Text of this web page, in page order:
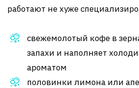
работают не хуже
свежемолотый кофе в
запахи и наполняет
ароматом
половинки лимона или